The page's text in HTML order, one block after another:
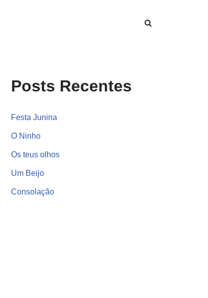
Posts Recentes
Festa Junina
O Ninho
Os teus olhos
Um Beijo
Consolação